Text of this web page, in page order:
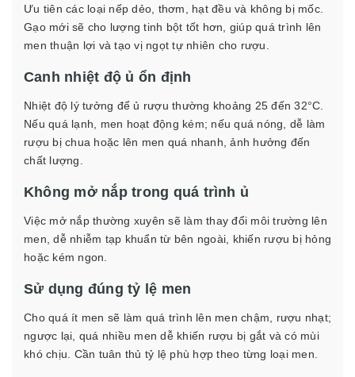
Ưu tiên các loại nếp dẻo, thơm, hạt đều và không bị mốc.
Gạo mới sẽ cho lượng tinh bột tốt hơn, giúp quá trình lên
men thuận lợi và tạo vị ngọt tự nhiên cho rượu.
Canh nhiệt độ ủ ổn định
Nhiệt độ lý tưởng để ủ rượu thường khoảng 25 đến 32°C.
Nếu quá lạnh, men hoạt động kém; nếu quá nóng, dễ làm
rượu bị chua hoặc lên men quá nhanh, ảnh hưởng đến
chất lượng.
Không mở nắp trong quá trình ủ
Việc mở nắp thường xuyên sẽ làm thay đổi môi trường lên
men, dễ nhiễm tạp khuẩn từ bên ngoài, khiến rượu bị hỏng
hoặc kém ngon.
Sử dụng đúng tỷ lệ men
Cho quá ít men sẽ làm quá trình lên men chậm, rượu nhạt;
ngược lại, quá nhiều men dễ khiến rượu bị gắt và có mùi
khó chịu. Cần tuân thủ tỷ lệ phù hợp theo từng loại men.